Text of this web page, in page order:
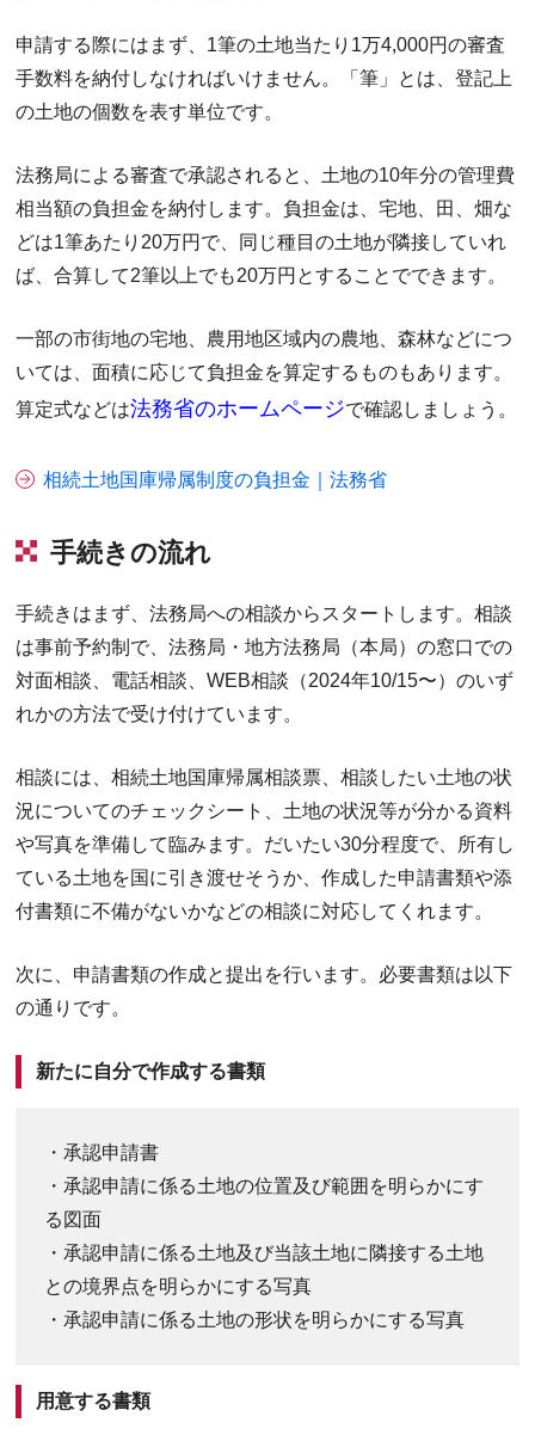
申請する際にはまず、1筆の土地当たり1万4,000円の審査
手数料を納付しなければいけません。「筆」とは、登記上
の土地の個数を表す単位です。
法務局による審査で承認されると、土地の10年分の管理費
相当額の負担金を納付します。負担金は、宅地、田、畑な
どは1筆あたり20万円で、同じ種目の土地が隣接していれ
ば、合算して2筆以上でも20万円とすることでできます。
一部の市街地の宅地、農用地区域内の農地、森林などにつ
いては、面積に応じて負担金を算定するものもあります。
算定式などは法務省のホームページで確認しましょう。
相続土地国庫帰属制度の負担金｜法務省
手続きの流れ
手続きはまず、法務局への相談からスタートします。相談
は事前予約制で、法務局・地方法務局（本局）の窓口での
対面相談、電話相談、WEB相談（2024年10/15〜）のいず
れかの方法で受け付けています。
相談には、相続土地国庫帰属相談票、相談したい土地の状
況についてのチェックシート、土地の状況等が分かる資料
や写真を準備して臨みます。だいたい30分程度で、所有し
ている土地を国に引き渡せそうか、作成した申請書類や添
付書類に不備がないかなどの相談に対応してくれます。
次に、申請書類の作成と提出を行います。必要書類は以下
の通りです。
新たに自分で作成する書類
・承認申請書
・承認申請に係る土地の位置及び範囲を明らかにす
る図面
・承認申請に係る土地及び当該土地に隣接する土地
との境界点を明らかにする写真
・承認申請に係る土地の形状を明らかにする写真
用意する書類